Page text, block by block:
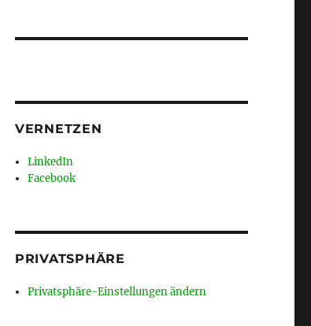
VERNETZEN
LinkedIn
Facebook
PRIVATSPHÄRE
Privatsphäre-Einstellungen ändern